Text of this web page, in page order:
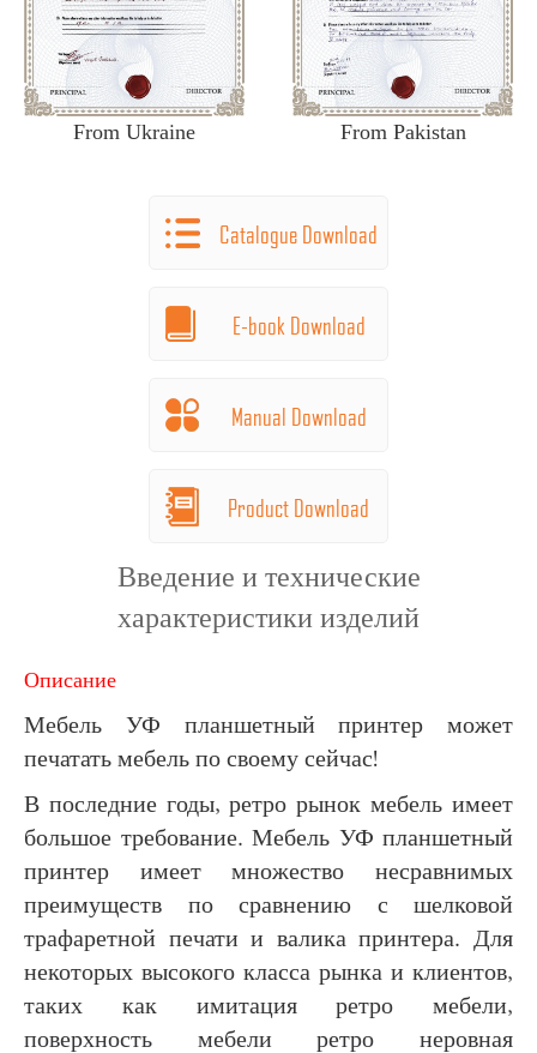
From Ukraine From Pakistan
Catalogue Download
E-book Download
Manual Download
Product Download
Введение и технические
характеристики изделий
Описание
Мебель УФ планшетный принтер может
печатать мебель по своему сейчас!
В последние годы, ретро рынок мебель имеет
большое требование. Мебель УФ планшетный
принтер имеет множество несравнимых
преимуществ по сравнению с шелковой
трафаретной печати и валика принтера. Для
некоторых высокого класса рынка и клиентов,
таких как имитация ретро мебели,
поверхность мебели ретро неровная